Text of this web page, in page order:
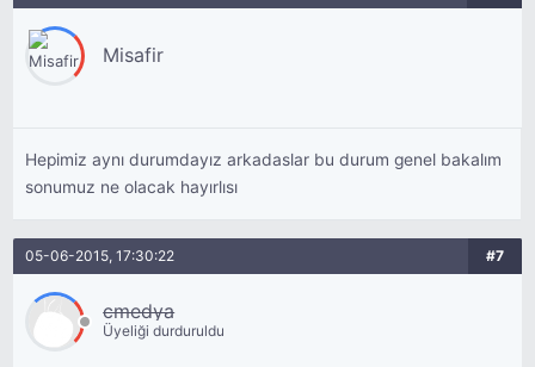
Misafir
Hepimiz aynı durumdayız arkadaslar bu durum genel bakalım
sonumuz ne olacak hayırlısı
05-06-2015, 17:30:22 #7
cmedya
Üyeliği durduruldu